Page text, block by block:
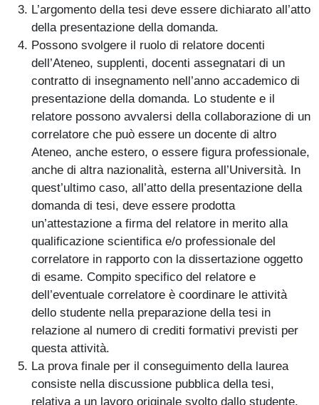
L’argomento della tesi deve essere dichiarato all’atto
della presentazione della domanda.
Possono svolgere il ruolo di relatore docenti
dell’Ateneo, supplenti, docenti assegnatari di un
contratto di insegnamento nell’anno accademico di
presentazione della domanda. Lo studente e il
relatore possono avvalersi della collaborazione di un
correlatore che può essere un docente di altro
Ateneo, anche estero, o essere figura professionale,
anche di altra nazionalità, esterna all’Università. In
quest’ultimo caso, all’atto della presentazione della
domanda di tesi, deve essere prodotta
un’attestazione a firma del relatore in merito alla
qualificazione scientifica e/o professionale del
correlatore in rapporto con la dissertazione oggetto
di esame. Compito specifico del relatore e
dell’eventuale correlatore è coordinare le attività
dello studente nella preparazione della tesi in
relazione al numero di crediti formativi previsti per
questa attività.
La prova finale per il conseguimento della laurea
consiste nella discussione pubblica della tesi,
relativa a un lavoro originale svolto dallo studente.